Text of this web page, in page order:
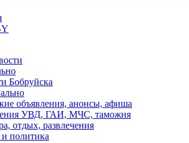
Бобруйска
объявления, анонсы, афиша
УВД, ГАИ, МЧС, таможня
отдых, развлечения
и политика